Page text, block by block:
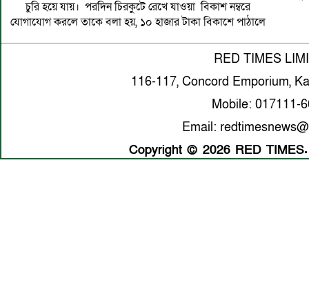
চুরি হয়ে যায়। পরদিন চিরকুটে রেখে যাওয়া বিকাশ নম্বরে
যোগাযোগ করলে তাকে বলা হয়, ১০ হাজার টাকা বিকাশে পাঠালে
RED TIMES
116-117, Concord Emporium,
Mobile: 017111-
Email:
Copyright © 2026 RED